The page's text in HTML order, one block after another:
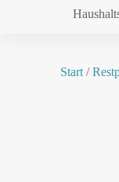
Start /